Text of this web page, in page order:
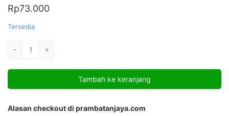
Rp73.000
Tersedia
-
Ultimate
Khaki
+
Tambah ke keranjang
Alasan checkout di prambatanjaya.com